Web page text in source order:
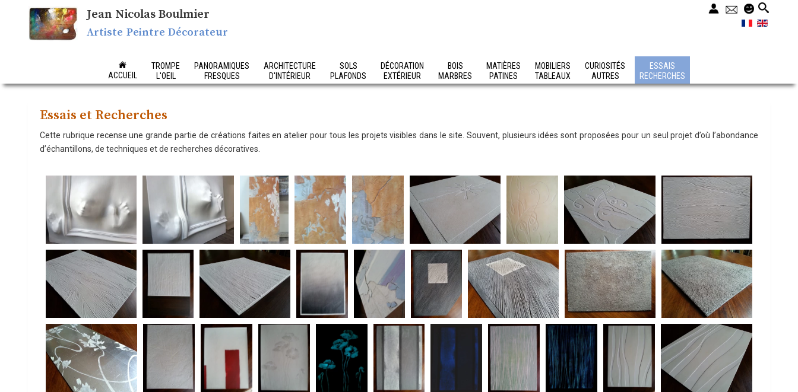
Jean Nicolas Boulmier
Artiste Peintre Décorateur
ACCUEIL
TROMPE
L'OEIL
PANORAMIQUES
FRESQUES
ARCHITECTURE
D'INTÉRIEUR
SOLS
PLAFONDS
DÉCORATION
EXTÉRIEUR
BOIS
MARBRES
MATIÈRES
PATINES
MOBILIERS
TABLEAUX
CURIOSITÉS
AUTRES
ESSAIS
RECHERCHES
Essais et Recherches
Cette rubrique recense une grande partie de créations faites en atelier pour tous les projets visibles dans le site. Souvent, plusieurs idées sont proposées pour un seul projet d’où l’abondance
d’échantillons, de techniques et de recherches décoratives.